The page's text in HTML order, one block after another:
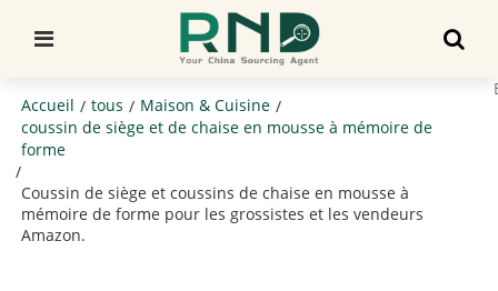
Accueil / tous / Maison & Cuisine /
coussin de siège et de chaise en mousse à mémoire de
forme
/
Coussin de siège et coussins de chaise en mousse à
mémoire de forme pour les grossistes et les vendeurs
Amazon.